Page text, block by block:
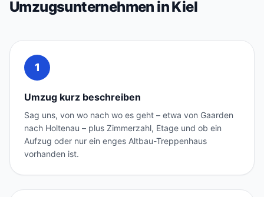
Umzugsunternehmen in Kiel
1
Umzug kurz beschreiben
Sag uns, von wo nach wo es geht – etwa von Gaarden
nach Holtenau – plus Zimmerzahl, Etage und ob ein
Aufzug oder nur ein enges Altbau-Treppenhaus
vorhanden ist.